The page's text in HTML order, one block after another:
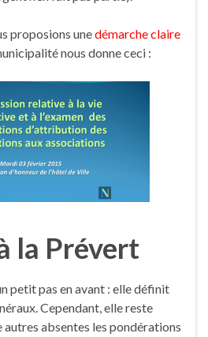
proposions unedémarche claire
nous donne ceci :
la Prévert
petit pas en avant : elle définit
Cependant, elle reste
absentes les pondérations